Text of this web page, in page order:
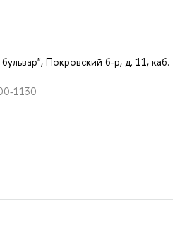
Покровский б-р, д. 11, каб.
1130